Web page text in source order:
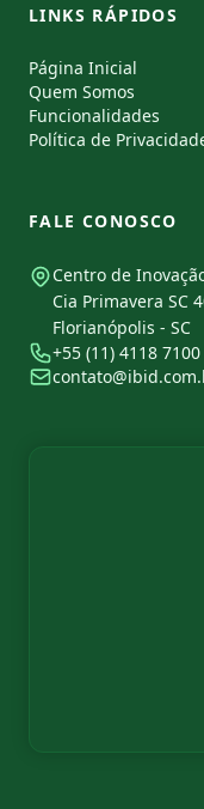
LINKS RÁPIDOS
Página Inicial
Quem Somos
Funcionalidades
Política de
FALE CONOSCO
Centro de
Cia Primavera SC
Florianópolis - SC
+55 (11) 4118 7100